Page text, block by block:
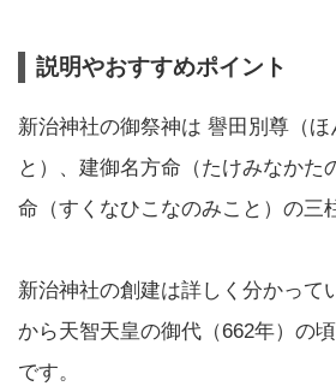
説明やおすすめポイント
新治神社の御祭神は 譽田別尊（ほ
と）、建御名方命（たけみなかた
命（すくなひこなのみこと）の三
新治神社の創建は詳しく分かって
から天智天皇の御代（662年）の
です。